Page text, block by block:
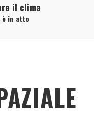
il clima
è in atto